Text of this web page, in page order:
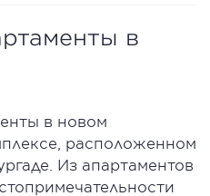
в
в новом
расположенном
Из апартаментов